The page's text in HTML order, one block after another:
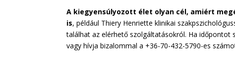
A kiegyensúlyozott élet olyan cél, amiért
is, például Thiery Henriette klinikai
találhat az elérhető szolgáltatásokról. Ha
vagy hívja bizalommal a +36-70-432-5790-es